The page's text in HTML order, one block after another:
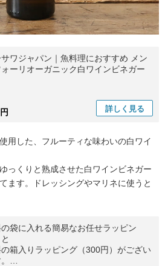
ワジャパン｜魚料理におすすめ メン
ーリオーガニック白ワインビネガー
詳しく 見る
用した、フルーティな味わいの白ワイ
っくりと熟成させた白ワインビネガー
ます。ドレッシングやマリネに使うと
袋に入れる簡易なお任せラッピン
箱入りラッピング（300円）がござい